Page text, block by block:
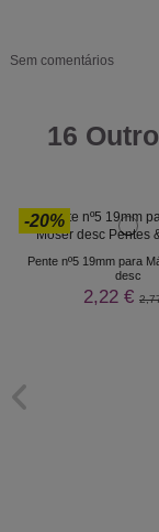
Sem comentários
16
-20%
Pente nº5 19mm para
desc
2,22 €